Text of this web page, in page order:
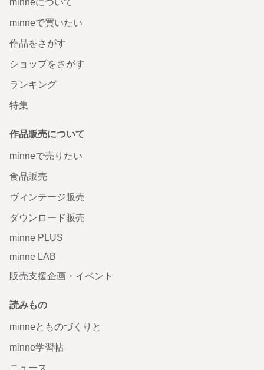
minneで買いたい
作品をさがす
ショップをさがす
ランキング
特集
作品販売について
minneで売りたい
食品販売
ヴィンテージ販売
ダウンロード販売
minne PLUS
minne LAB
販売支援企画・イベント
読みもの
minneとものづくりと
minne学習帖
ニュース